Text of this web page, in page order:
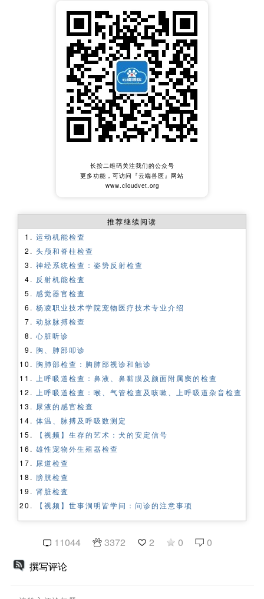
长按二维码关注我们的公众号
更多功能，可访问『云端兽医』网站
www.cloudvet.org
推荐继续阅读
运动机能检査
头颅和脊柱检查
神经系统检查：姿势反射检查
反射机能检査
感觉器官检查
杨凌职业技术学院宠物医疗技术专业介绍
动脉脉搏检查
心脏听诊
胸、肺部叩诊
胸肺部检查：胸肺部视诊和触诊
上呼吸道检查：鼻液、鼻黏膜及颜面附属窦的检查
上呼吸道检查：喉、气管检查及咳嗽、上呼吸道杂音检查
尿液的感官检查
体温、脉搏及呼吸数测定
【视频】生存的艺术：犬的安定信号
雄性宠物外生殖器检查
尿道检查
膀胱检查
肾脏检査
【视频】世事洞明皆学问：问诊的注意事项
11044 3372 2 0
0
撰写评论